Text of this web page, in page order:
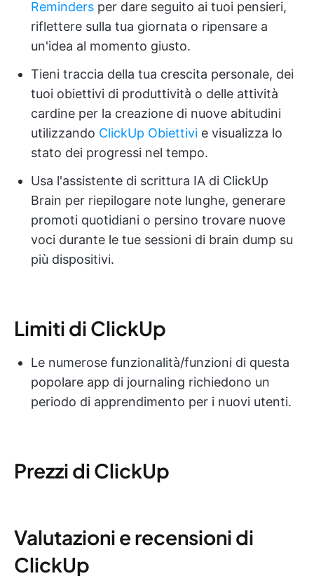
Reminders per dare seguito ai tuoi pensieri,
riflettere sulla tua giornata o ripensare a
un'idea al momento giusto.
Tieni traccia della tua crescita personale, dei
tuoi obiettivi di produttività o delle attività
cardine per la creazione di nuove abitudini
utilizzando ClickUp Obiettivi e visualizza lo
stato dei progressi nel tempo.
Usa l'assistente di scrittura IA di ClickUp
Brain per riepilogare note lunghe, generare
promoti quotidiani o persino trovare nuove
voci durante le tue sessioni di brain dump su
più dispositivi.
Limiti di ClickUp
Le numerose funzionalità/funzioni di questa
popolare app di journaling richiedono un
periodo di apprendimento per i nuovi utenti.
Prezzi di ClickUp
Valutazioni e recensioni di
ClickUp